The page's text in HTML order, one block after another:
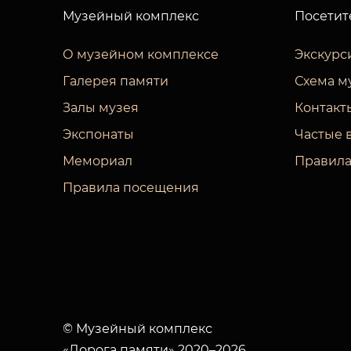
Музейный комплекс
О музейном комплексе
Галерея памяти
Залы музея
Экспонаты
Мемориал
Правила посещения
Схема
Частые
© Музейный комплекс